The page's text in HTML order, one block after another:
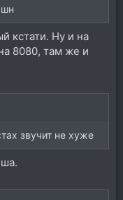
кстати. Ну и на
8080, там же и
звучит не хуже